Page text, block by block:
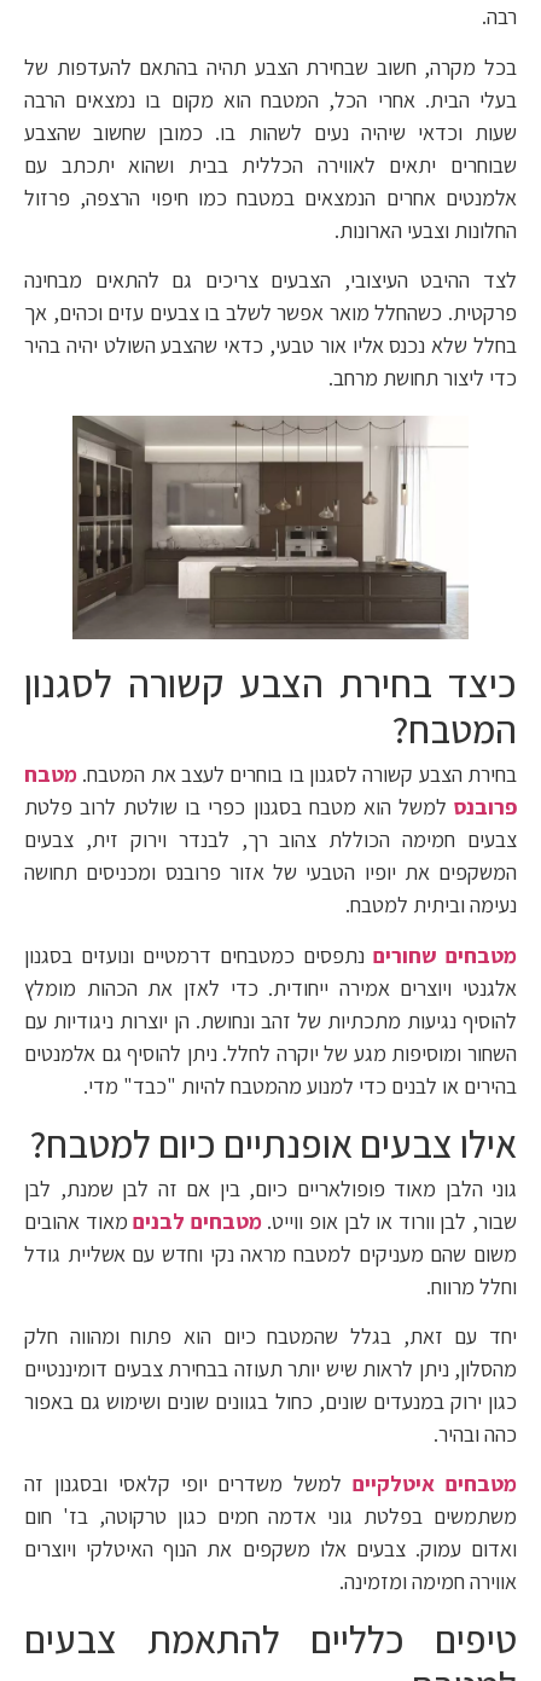
רבה.
בכל מקרה, חשוב שבחירת הצבע תהיה בהתאם להעדפות של
בעלי הבית. אחרי הכל, המטבח הוא מקום בו נמצאים הרבה
שעות וכדאי שיהיה נעים לשהות בו. כמובן שחשוב שהצבע
שבוחרים יתאים לאווירה הכללית בבית ושהוא יתכתב עם
אלמנטים אחרים הנמצאים במטבח כמו חיפוי הרצפה, פרזול
החלונות וצבעי הארונות.
לצד ההיבט העיצובי, הצבעים צריכים גם להתאים מבחינה
פרקטית. כשהחלל מואר אפשר לשלב בו צבעים עזים וכהים, אך
בחלל שלא נכנס אליו אור טבעי, כדאי שהצבע השולט יהיה בהיר
כדי ליצור תחושת מרחב.
כיצד בחירת הצבע קשורה לסגנון
המטבח?
בחירת הצבע קשורה לסגנון בו בוחרים לעצב את המטבח. מטבח
פרובנס למשל הוא מטבח בסגנון כפרי בו שולטת לרוב פלטת
צבעים חמימה הכוללת צהוב רך, לבנדר וירוק זית, צבעים
המשקפים את יופיו הטבעי של אזור פרובנס ומכניסים תחושה
נעימה וביתית למטבח.
מטבחים שחורים נתפסים כמטבחים דרמטיים ונועזים בסגנון
אלגנטי ויוצרים אמירה ייחודית. כדי לאזן את הכהות מומלץ
להוסיף נגיעות מתכתיות של זהב ונחושת. הן יוצרות ניגודיות עם
השחור ומוסיפות מגע של יוקרה לחלל. ניתן להוסיף גם אלמנטים
בהירים או לבנים כדי למנוע מהמטבח להיות "כבד" מדי.
אילו צבעים אופנתיים כיום למטבח?
גוני הלבן מאוד פופולאריים כיום, בין אם זה לבן שמנת, לבן
שבור, לבן וורוד או לבן אופ ווייט.מטבחים לבניםמאוד אהובים
משום שהם מעניקים למטבח מראה נקי וחדש עם אשליית גודל
וחלל מרווח.
יחד עם זאת, בגלל שהמטבח כיום הוא פתוח ומהווה חלק
מהסלון, ניתן לראות שיש יותר תעוזה בבחירת צבעים דומיננטיים
כגון ירוק במנעדים שונים, כחול בגוונים שונים ושימוש גם באפור
כהה ובהיר.
מטבחים איטלקייםלמשל משדרים יופי קלאסי ובסגנון זה
משתמשים בפלטת גוני אדמה חמים כגון טרקוטה, בז' חום
ואדום עמוק. צבעים אלו משקפים את הנוף האיטלקי ויוצרים
אווירה חמימה ומזמינה.
טיפים כלליים להתאמת צבעים